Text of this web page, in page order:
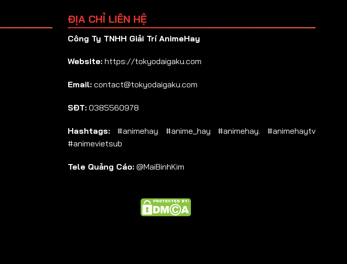
ĐỊA CHỈ LIÊN HỆ
Công Ty TNHH Giải Trí AnimeHay
Website: https://tokyodaigaku.com
Email: contact@tokyodaigaku.com
SĐT: 0385560978
Hashtags: #animehay #anime_hay #animehay. #animehaytv
#animevietsub
Tele Quảng Cáo: @MaiBinhKim